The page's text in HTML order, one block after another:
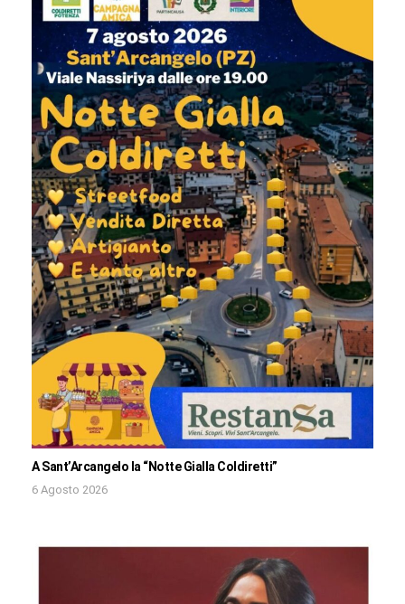
A Sant’Arcangelo la “Notte Gialla Coldiretti”
6 Agosto 2026